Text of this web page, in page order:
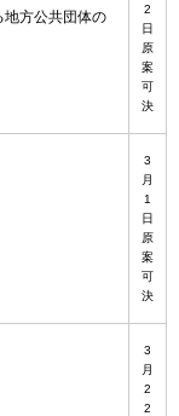
地方公共団体の
2
日
原
案
可
決
3
月
1
日
原
案
可
決
3
月
2
2